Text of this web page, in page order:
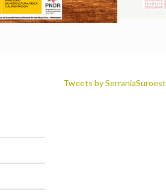
Tweets by SerraniaSuroest